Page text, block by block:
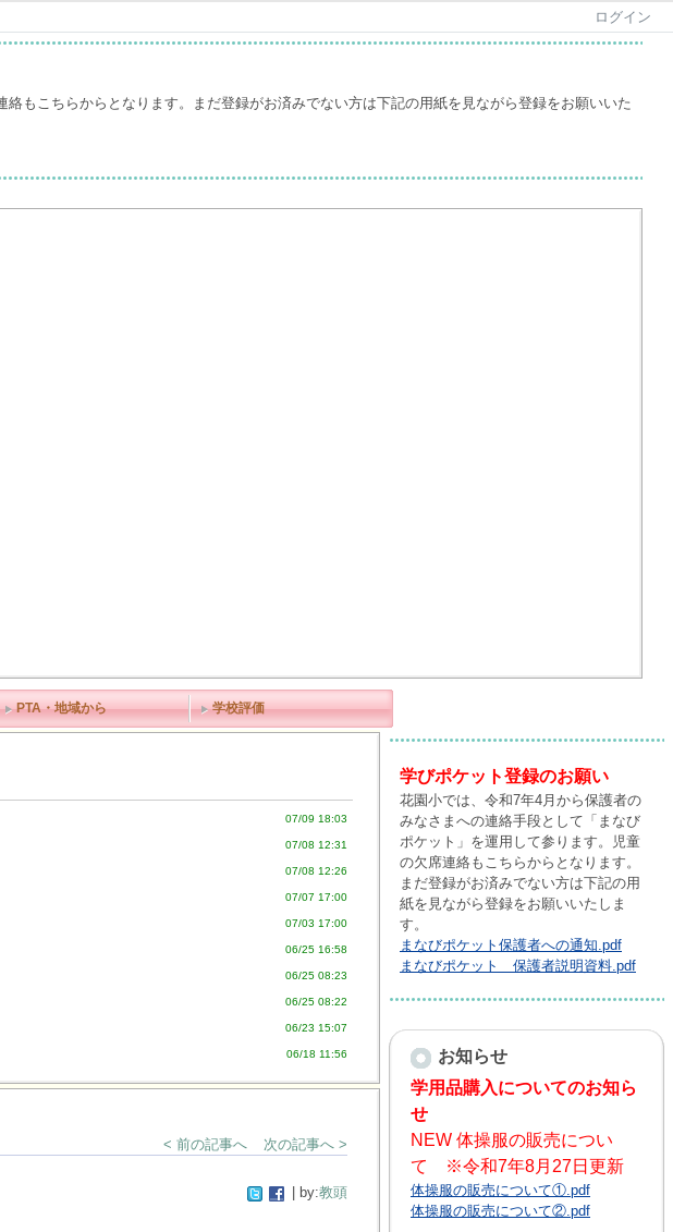
ログイン
もこちらからとなります。まだ登録がお済みでない方は下記の用紙を見ながら登録をお願いいた
PTA・地域から 学校評価
07/09 18:03
07/08 12:31
07/08 12:26
07/07 17:00
07/03 17:00
06/25 16:58
06/25 08:23
06/25 08:22
06/23 15:07
06/18 11:56
< 前の記事へ 次の記事へ >
| by:教頭
学びポケット登録のお願い
花園小では、令和7年4月から保護者の
みなさまへの連絡手段として「まなび
ポケット」を運用して参ります。児童
の欠席連絡もこちらからとなります。
まだ登録がお済みでない方は下記の用
紙を見ながら登録をお願いいたしま
す。
まなびポケット保護者への通知.pdf
まなびポケット 保護者説明資料.pdf
お知らせ
学用品購入についてのお知ら
せ
NEW 体操服の販売につい
て ※令和7年8月27日更新
体操服の販売について①.pdf
体操服の販売について②.pdf